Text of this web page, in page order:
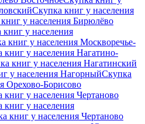
Скупка книг у населения
у населения Бирюлёво
у населения
книг у населения Москворечье-
книг у населения Нагатино-
книг у населения Нагатинский
у населения НагорныйСкупка
Орехово-Борисово
книг у населения Чертаново
книг у населения
книг у населения Чертаново